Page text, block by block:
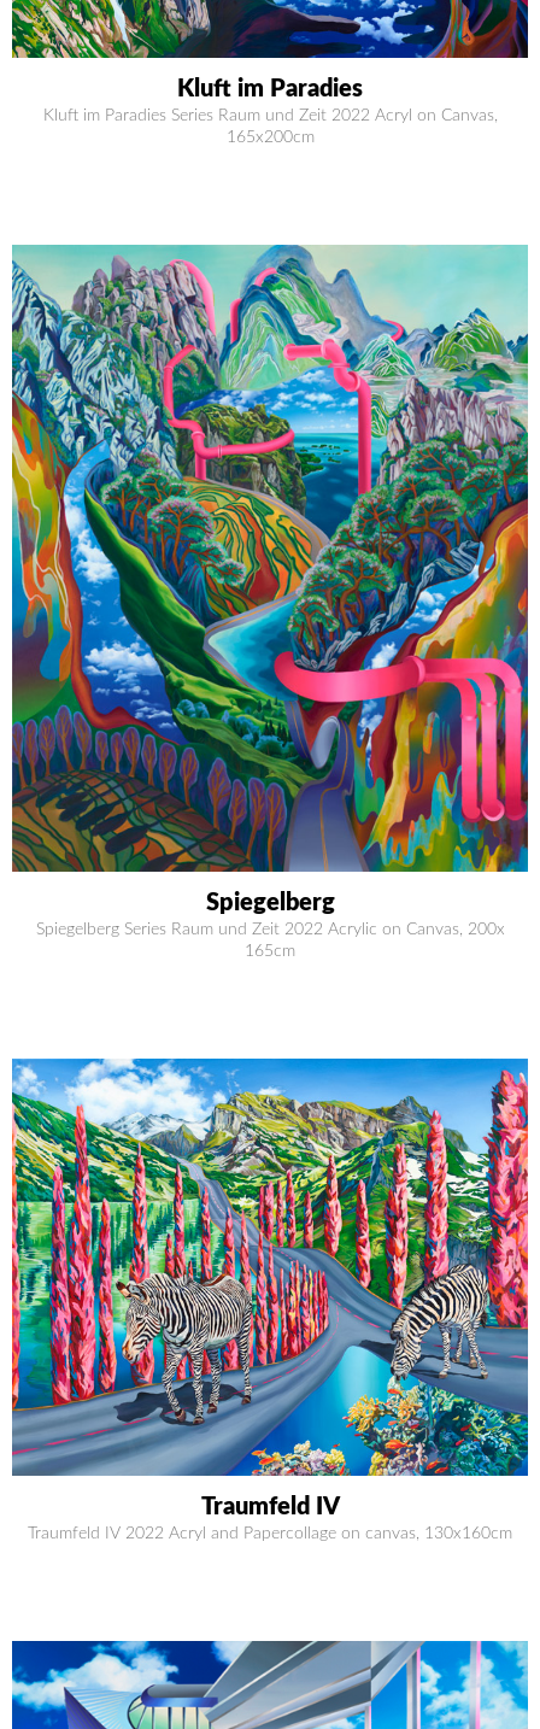
Kluft im Paradies
Kluft im Paradies Series Raum und Zeit 2022 Acryl on Canvas,
165x200cm
Spiegelberg
Spiegelberg Series Raum und Zeit 2022 Acrylic on Canvas, 200x
165cm
Traumfeld IV
Traumfeld IV 2022 Acryl and Papercollage on canvas, 130x160cm